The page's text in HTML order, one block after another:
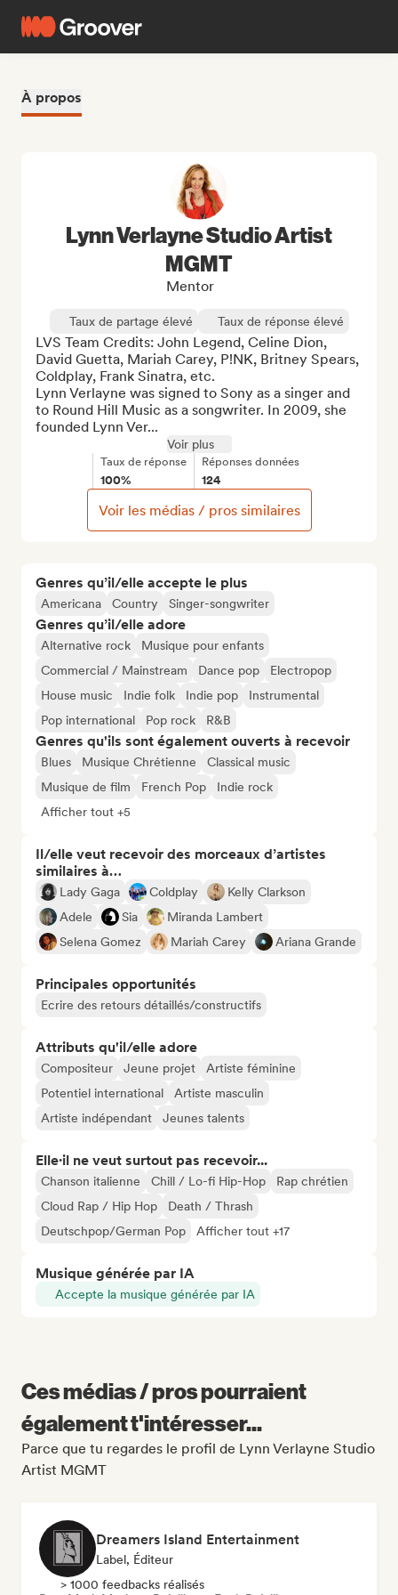
À propos
Genres qu’il/elle accepte le plus
Americana Country Singer-songwriter
Genres qu’il/elle adore
Alternative rock
Musique pour enfants
Commercial / Mainstream
Dance pop
Electropop
House music
Indie folk Indie pop
Instrumental
Pop international
Pop rock R&B
Genres qu'ils sont également ouverts à recevoir
Blues Musique Chrétienne
Classical music
Musique de film
French Pop
Indie rock
Afficher tout +5
Il/elle veut recevoir des morceaux d’artistes
similaires à…
Lady Gaga Coldplay
Kelly Clarkson
Adele
Sia
Miranda Lambert
Selena Gomez
Mariah Carey Ariana Grande
Principales opportunités
Ecrire des retours détaillés/constructifs
Attributs qu'il/elle adore
Compositeur Jeune projet
Artiste féminine
Potentiel international
Artiste masculin
Artiste indépendant
Jeunes talents
Elle·il ne veut surtout pas recevoir...
Chanson italienne Chill / Lo-fi Hip-Hop
Rap chrétien
Cloud Rap / Hip Hop
Death / Thrash
Deutschpop/German Pop
Afficher tout +17
Musique générée par IA
Accepte la musique générée par IA
Lynn Verlayne Studio Artist
MGMT
Mentor
Taux de partage élevé Taux de réponse élevé
LVS Team Credits: John Legend, Celine Dion,
David Guetta, Mariah Carey, P!NK, Britney Spears,
Coldplay, Frank Sinatra, etc.
Lynn Verlayne was signed to Sony as a singer and
to Round Hill Music as a songwriter. In 2009, she
founded Lynn Ver...
Voir plus
Taux de réponse
100%
Réponses données
124
Voir les médias / pros similaires
Ces médias / pros pourraient
également t'intéresser...
Parce que tu regardes le profil de Lynn Verlayne Studio
Artist MGMT
Dreamers Island Entertainment
Label, Éditeur
> 1000 feedbacks réalisés